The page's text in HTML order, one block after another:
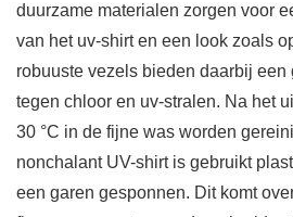
duurzame materialen zorgen voor
van het uv-shirt en een look zoals
robuuste vezels bieden daarbij een
tegen chloor en uv-stralen. Na het
30 °C in de fijne was worden
nonchalant UV-shirt is gebruikt
een garen gesponnen. Dit komt